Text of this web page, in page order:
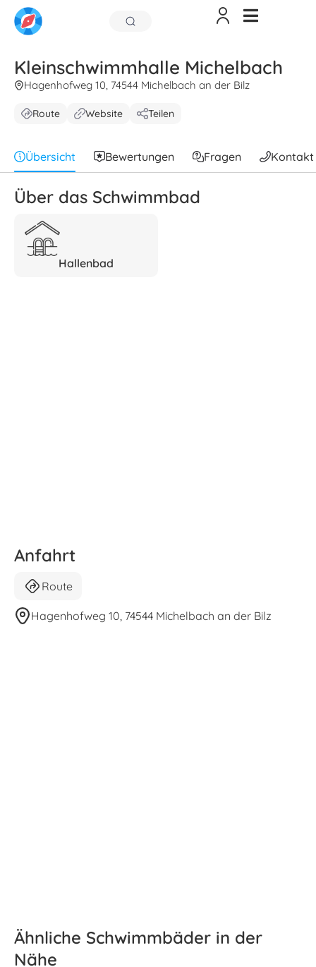
Kleinschwimmhalle Michelbach
Hagenhofweg 10, 74544 Michelbach an der Bilz
Route Website Teilen
Übersicht Bewertungen Fragen Kontakt
Über das Schwimmbad
Hallenbad
Anfahrt
Route
Hagenhofweg 10, 74544 Michelbach an der Bilz
Ähnliche Schwimmbäder in der
Nähe